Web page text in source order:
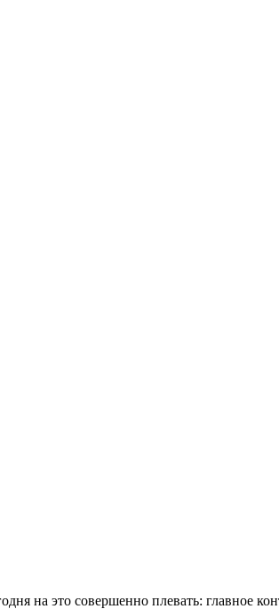
на это совершенно плевать: главное